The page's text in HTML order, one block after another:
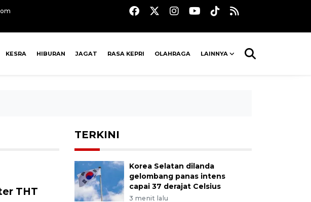
KESRA HIBURAN JAGAT RASA KEPRI OLAHRAGA LAINNYA
THT
TERKINI
Korea Selatan dilanda
gelombang panas intens
capai 37 derajat Celsius
3 menit lalu